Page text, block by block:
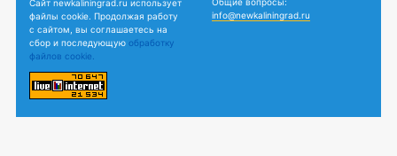
Сайт newkaliningrad.ru использует
файлы cookie. Продолжая работу
с сайтом, вы соглашаетесь на
сбор и последующую обработку
файлов cookie.
info@newkaliningrad.ru